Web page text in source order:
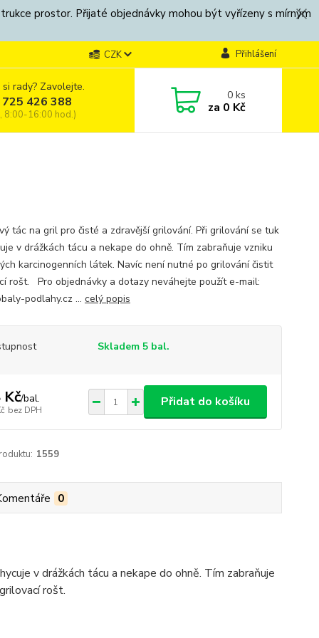
prostor. Přijaté objednávky mohou být vyřízeny s mírným
CZK Přihlášení
rady? Zavolejte.
426 388
8:00-16:00 hod.)
0ks
za 0 Kč
tác na gril pro čisté a zdravější grilování. Při grilování se tuk
v drážkách tácu a nekape do ohně. Tím zabraňuje vzniku
karcinogenních látek. Navíc není nutné po grilování čistit
rošt. Pro objednávky a dotazy neváhejte použít e-mail:
podlahy.cz ... celý popis
Skladem 5 bal.
Kč/bal.
bez DPH
Přidat do košíku
1559
0
v drážkách tácu a nekape do ohně. Tím zabraňuje
rošt.